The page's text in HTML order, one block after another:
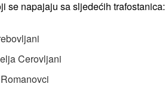
se napajaju sa sljedećih trafostanica:
Cerovljani